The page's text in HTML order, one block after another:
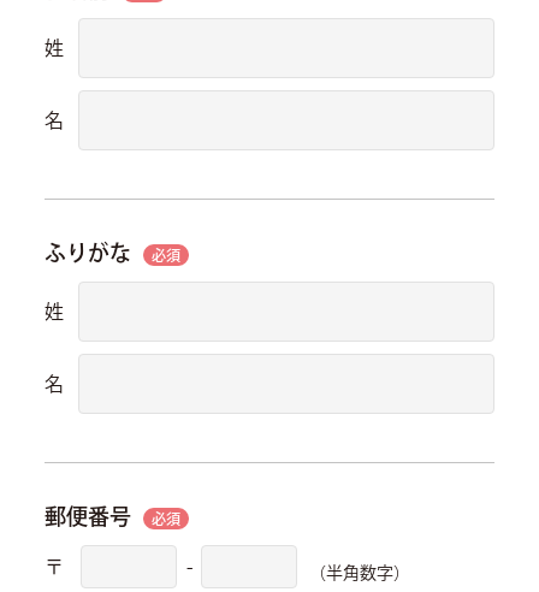
姓
名
ふりがな 必須
姓
名
郵便番号 必須
〒 - （半角数字）